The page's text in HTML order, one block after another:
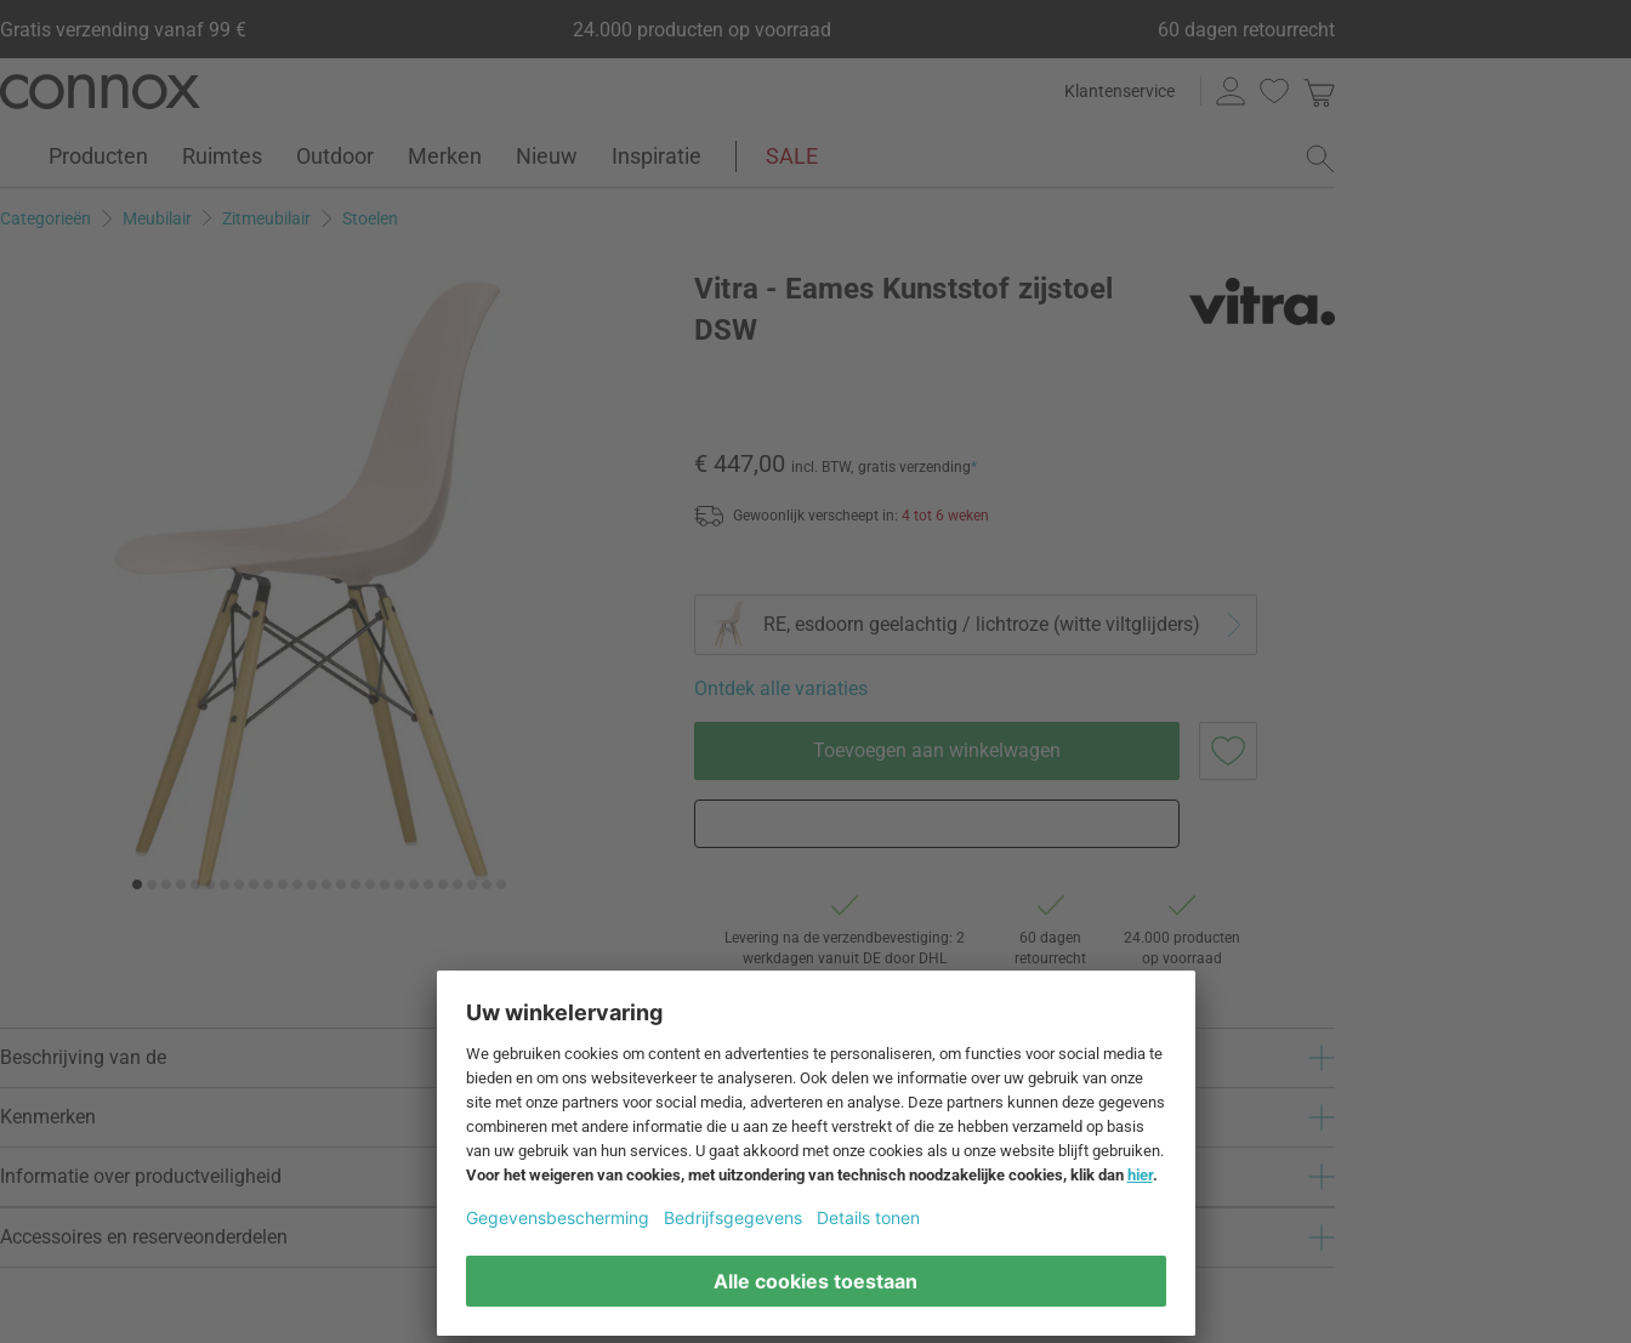
Gratis verzending vanaf 99 € 24.000 producten op voorraad 60 dagen retourrecht
pagina-
zoeken
Klantenservice
Klantenaccount
Verlanglijstje
Warenkorb
Producten Ruimtes Outdoor Merken Nieuw Inspiratie SALE
Categorieën Meubilair Zitmeubilair Stoelen
Vitra - Eames Kunststof zijstoel
DSW
€ 447,00 incl. BTW, gratis verzending*
Gewoonlijk verscheept in: 4 tot 6 weken
RE, esdoorn geelachtig / lichtroze (witte viltglijders)
Ontdek alle variaties
Toevoegen aan winkelwagen
aan verlanglijstje
Levering na de verzendbevestiging: 2
werkdagen vanuit DE door DHL
60 dagen
retourrecht
24.000 producten
op voorraad
Beschrijving van de
Kenmerken
Informatie over productveiligheid
Accessoires en reserveonderdelen